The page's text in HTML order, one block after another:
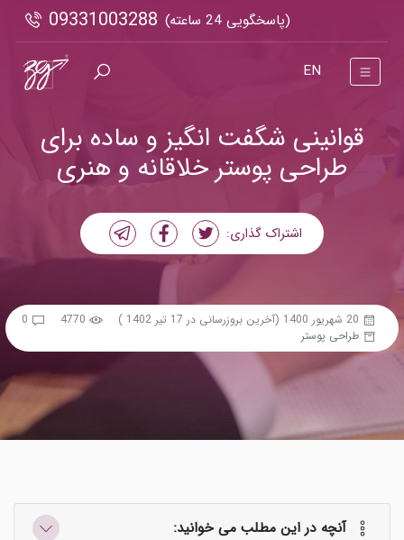
(پاسخگویی 24 ساعته) 09331003288
EN
قوانینی شگفت انگیز و ساده برای
طراحی پوستر خلاقانه و هنری
اشتراک گذاری:
20 شهریور 1400 (آخرین بروزرسانی در 17 تیر 1402 ) 4770
0
طراحی پوستر
آنچه در این مطلب می خوانید: